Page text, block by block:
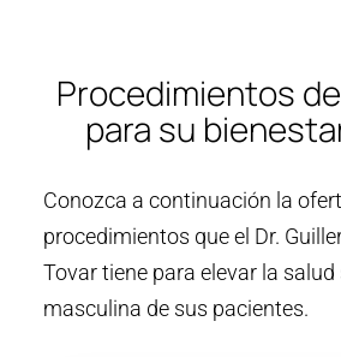
Procedimientos
para su
Conozca a continuación la
procedimientos que el Dr.
Tovar tiene para elevar la salud
masculina de sus pacientes.